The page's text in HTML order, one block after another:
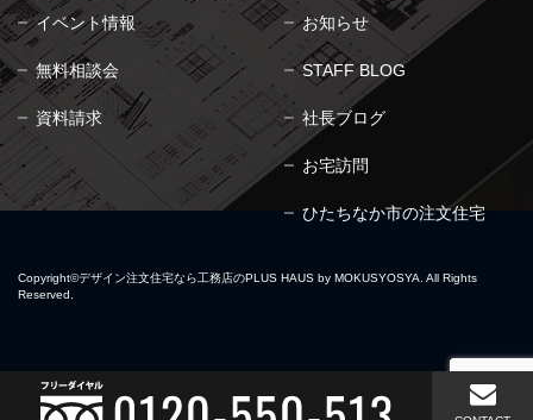
イベント情報
無料相談会
資料請求
お知らせ
STAFF BLOG
社長ブログ
お宅訪問
ひたちなか市の注文住宅
Copyright©デザイン注文住宅なら工務店のPLUS HAUS by MOKUSYOSYA. All Rights
Reserved.